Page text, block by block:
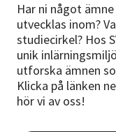
Har ni något
utvecklas inom?
studiecirkel? Hos
unik
utforska ämnen
Klicka på länken
hör vi av oss!